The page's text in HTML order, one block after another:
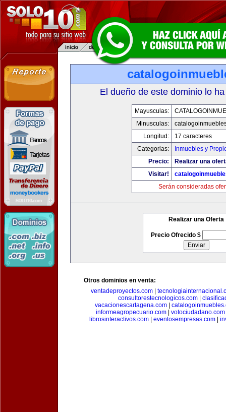
El dueño de este dominio lo
Mayusculas:
Minusculas:
Longitud:
17 caracteres
Categorias:
Inmuebles y
Precio:
Realizar una
Visitar!
Serán consideradas
Realizar una Oferta
Precio Ofrecido $
Otros dominios en venta:
ventadeproyectos.com|
consultorestecnologicos.com
vacacionescartagena.com
informeagropecuario.com| votociudadano.com
librosinteractivos.com| eventosempresas.com|